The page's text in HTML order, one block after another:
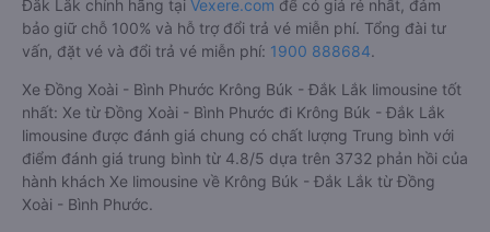
Đắk Lắk chính hãng tại Vexere.com để có giá rẻ nhất, đảm
bảo giữ chỗ 100% và hỗ trợ đổi trả vé miễn phí. Tổng đài tư
vấn, đặt vé và đổi trả vé miễn phí: 1900 888684.
Xe Đồng Xoài - Bình Phước Krông Búk - Đắk Lắk limousine tốt
nhất: Xe từ Đồng Xoài - Bình Phước đi Krông Búk - Đắk Lắk
limousine được đánh giá chung có chất lượng Trung bình với
điểm đánh giá trung bình từ 4.8/5 dựa trên 3732 phản hồi của
hành khách Xe limousine về Krông Búk - Đắk Lắk từ Đồng
Xoài - Bình Phước.